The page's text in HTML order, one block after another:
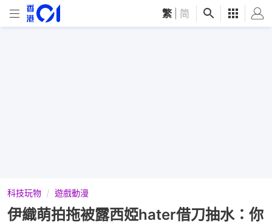
繁 简
科技玩物 遊戲動漫
伊織萌拍拖被露西婭hater借刀抽水：你